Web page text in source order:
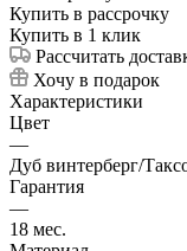
Купить в рассрочку
Купить в 1 клик
Рассчитать
Хочу в подарок
Характеристики
Цвет
—
Дуб винтерберг/
Гарантия
—
18 мес.